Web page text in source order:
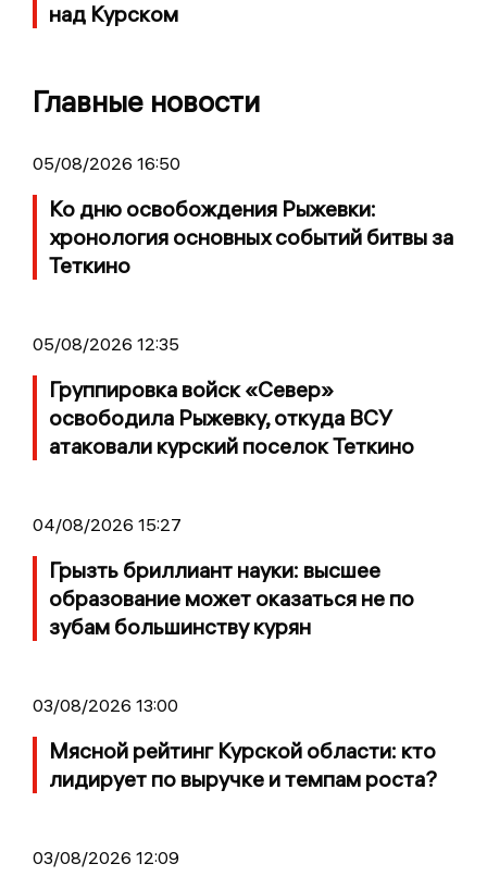
над Курском
Главные новости
05/08/2026 16:50
Ко дню освобождения Рыжевки:
хронология основных событий битвы за
Теткино
05/08/2026 12:35
Группировка войск «Север»
освободила Рыжевку, откуда ВСУ
атаковали курский поселок Теткино
04/08/2026 15:27
Грызть бриллиант науки: высшее
образование может оказаться не по
зубам большинству курян
03/08/2026 13:00
Мясной рейтинг Курской области: кто
лидирует по выручке и темпам роста?
03/08/2026 12:09